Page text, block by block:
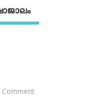
Comment